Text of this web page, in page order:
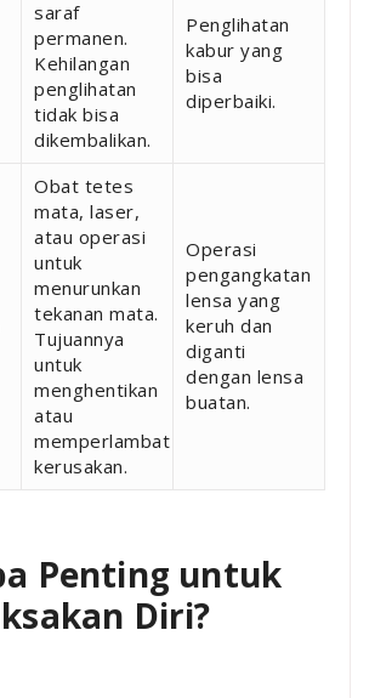
saraf
permanen.
Kehilangan
penglihatan
tidak bisa
dikembalikan.
Penglihatan
kabur yang
bisa
diperbaiki.
Obat tetes
mata, laser,
atau operasi
untuk
menurunkan
tekanan mata.
Tujuannya
untuk
menghentikan
atau
memperlambat
kerusakan.
Operasi
pengangkatan
lensa yang
keruh dan
diganti
dengan lensa
buatan.
Penting untuk
Diri?